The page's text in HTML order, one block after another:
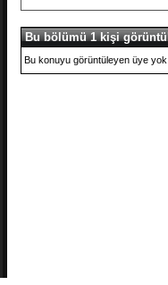
Bu bölümü 1 kişi
Bu konuyu görüntüleyen üye yok.